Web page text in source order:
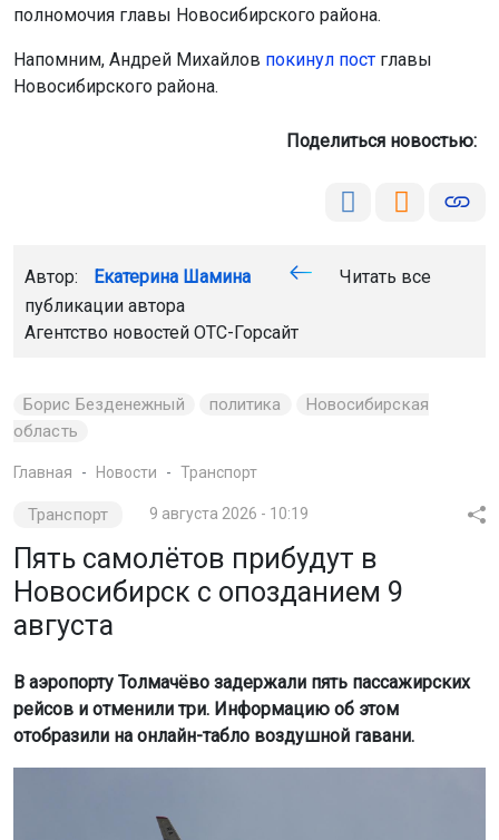
полномочия главы Новосибирского района.
Напомним, Андрей Михайлов покинул пост главы
Новосибирского района.
Поделиться новостью:
Автор: Екатерина Шамина
Читать все
публикации автора
Агентство новостей ОТС-Горсайт
Борис Безденежный политика
Новосибирская
область
Главная Новости Транспорт
Транспорт 9 августа 2026 - 10:19
Пять самолётов прибудут в
Новосибирск с опозданием 9
августа
В аэропорту Толмачёво задержали пять пассажирских
рейсов и отменили три. Информацию об этом
отобразили на онлайн-табло воздушной гавани.